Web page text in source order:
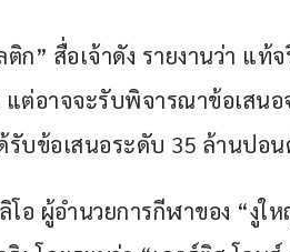
ก” สื่อเจ้าดัง รายงานว่า แท้
แต่อาจจะรับพิจารณาข้อเสน
รับข้อเสนอระดับ 35 ล้านปอ
โอ ผู้อำนวยการกีฬาของ “งู